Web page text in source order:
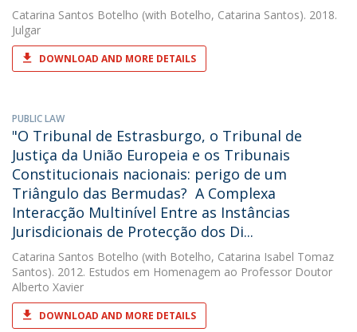
Catarina Santos Botelho (with Botelho, Catarina Santos). 2018.
Julgar
DOWNLOAD AND MORE DETAILS
PUBLIC LAW
"O Tribunal de Estrasburgo, o Tribunal de
Justiça da União Europeia e os Tribunais
Constitucionais nacionais: perigo de um
Triângulo das Bermudas?  A Complexa
Interacção Multinível Entre as Instâncias
Jurisdicionais de Protecção dos Di...
Catarina Santos Botelho (with Botelho, Catarina Isabel Tomaz
Santos). 2012. Estudos em Homenagem ao Professor Doutor
Alberto Xavier
DOWNLOAD AND MORE DETAILS